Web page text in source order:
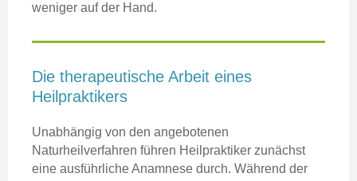
weniger auf der Hand.
Die therapeutische Arbeit eines
Heilpraktikers
Unabhängig von den angebotenen
Naturheilverfahren führen Heilpraktiker zunächst
eine ausführliche Anamnese durch. Während der